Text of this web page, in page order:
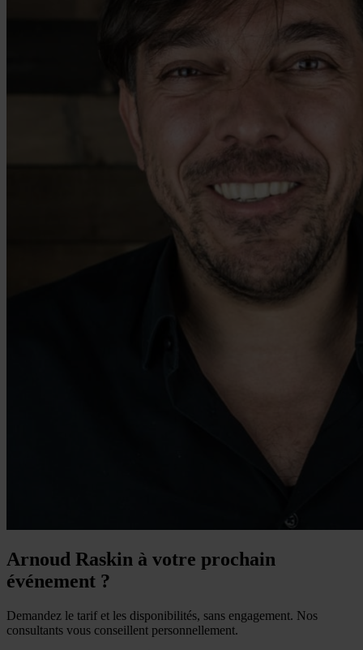
Arnoud Raskin à votre prochain
événement ?
Demandez le tarif et les disponibilités, sans engagement. Nos
consultants vous conseillent personnellement.